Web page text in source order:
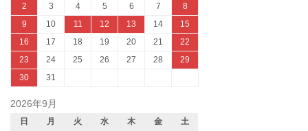
2
3 4 5 6 7
8
9
10 11 12 13 14
15
16
17 18 19 20 21
22
23
24 25 26 27 28
29
30
31
2026年9月
日 月 火 水 木 金
土